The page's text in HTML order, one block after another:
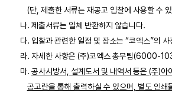
(단, 제출한 서류는 재공고 입찰에 사용할 수
   나. 제출서류는 일체 반환하지 않습니다.
다. 입찰과 관련한 일정 및 장소는 “코엑스”의
라. 자세한 사항은 (주)코엑스 총무팀(6000-
   마.
공사시방서, 설계도서 및 내역서 등은 (
공고란을 통해 출력하실 수 있으며, 별도 인